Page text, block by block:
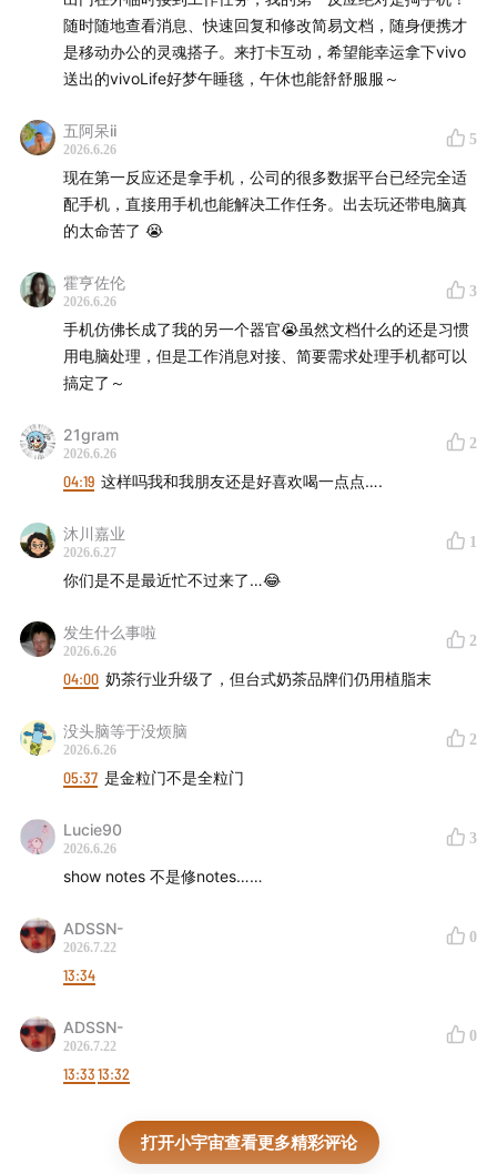
听众投稿：如果你了解身边日常现象的背后原因，欢迎投
，你的发现可能出现在节目中。
「用声音碰撞世界」
断的思考养料。
我们还有这些播客：
知道、 商业WHY酱
吃喝玩乐了不起
反潮流俱乐部
如果你喜欢我们的节目，欢迎打赏支持，或把我们的节
目推荐给朋友
本节目音频内容及文字版权归声动活泼所有，未经授权
不得用于 AI 模型训练等用途
随时随地查看消息、快速回复和修改简易文档，随身便携才
是移动办公的灵魂搭子。来打卡互动，希望能幸运拿下vivo
送出的vivoLife好梦午睡毯，午休也能舒舒服服～
五阿呆ii
2026.6.26
5
现在第一反应还是拿手机，公司的很多数据平台已经完全适
配手机，直接用手机也能解决工作任务。出去玩还带电脑真
的太命苦了 😭
霍亨佐伦
2026.6.26
3
手机仿佛长成了我的另一个器官😭虽然文档什么的还是习惯
用电脑处理，但是工作消息对接、简要需求处理手机都可以
搞定了～
21gram
2026.6.26
2
04:19 这样吗我和我朋友还是好喜欢喝一点点….
沐川嘉业
2026.6.27
1
你们是不是最近忙不过来了…😂
发生什么事啦
2026.6.26
2
04:00 奶茶行业升级了，但台式奶茶品牌们仍用植脂末
没头脑等于没烦脑
2026.6.26
2
05:37 是金粒门不是全粒门
Lucie90
2026.6.26
3
show notes 不是修notes……
ADSSN-
2026.7.22
0
13:34
ADSSN-
2026.7.22
0
13:3313:32
打开小宇宙查看更多精彩评论